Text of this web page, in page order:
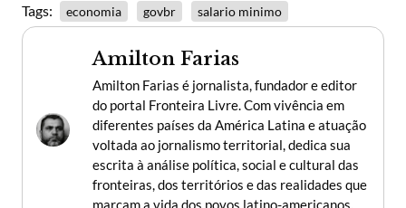
Tags: economia govbr salario minimo
Amilton Farias
Amilton Farias é jornalista, fundador e editor
do portal Fronteira Livre. Com vivência em
diferentes países da América Latina e atuação
voltada ao jornalismo territorial, dedica sua
escrita à análise política, social e cultural das
fronteiras, dos territórios e das realidades que
marcam a vida dos povos latino-americanos.